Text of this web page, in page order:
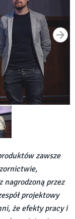
zawsze
nagrodzoną przez
projektowy
że efekty pracy i